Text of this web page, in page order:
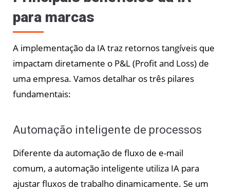
para marcas
A implementação da IA traz retornos tangíveis que
impactam diretamente o P&L (Profit and Loss) de
uma empresa. Vamos detalhar os três pilares
fundamentais:
Automação inteligente de processos
Diferente da automação de fluxo de e-mail
comum, a automação inteligente utiliza IA para
ajustar fluxos de trabalho dinamicamente. Se um